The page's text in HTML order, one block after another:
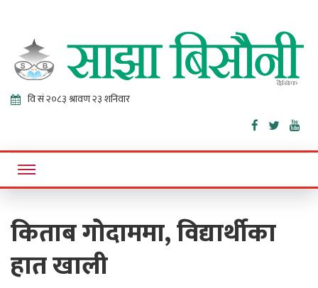
Sajha
Bisaunee
Online News Portal
किताब गोदाममा, विद्यार्थीका
हात खाली